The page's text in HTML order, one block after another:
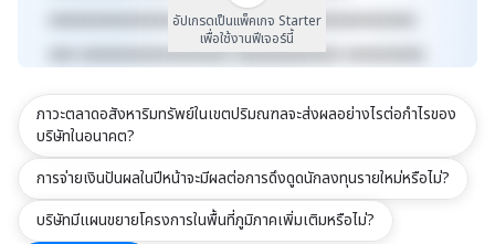
xxxxxxxxxxxxxxxxxxxxxxxxxx xxxxxxxxxxxxxxx
xxx xxxxxxxxxxxxxxxxx xxxxxxxxxxxx xxxxxxxxx
xxxxxxxxxxx xxxxxxxx xxxxxxxxxxxxxxxxxxxxxxx
xxxxxxxxxxxxxxxxxxx xxxxx
xxxxxxxxxxxxxxxxxxxxxxxxxxxxxx
อัปเกรดเป็นแพ็คเกจ Starter
เพื่อใช้งานฟีเจอร์นี้
ภาวะตลาดอสังหาริมทรัพย์ในเขตปริมณฑลจะส่งผลอย่างไรต่อกำไรของ
บริษัทในอนาคต?
การจ่ายเงินปันผลในปีหน้าจะมีผลต่อการดึงดูดนักลงทุนรายใหม่หรือไม่?
บริษัทมีแผนขยายโครงการในพื้นที่ภูมิภาคเพิ่มเติมหรือไม่?